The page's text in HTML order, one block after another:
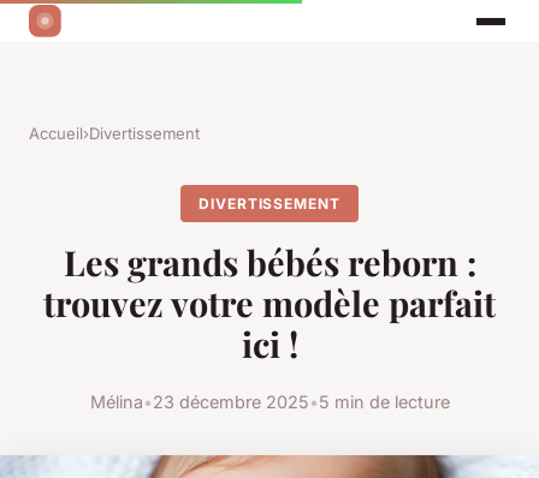
Accueil›Divertissement
DIVERTISSEMENT
Les grands bébés reborn :
trouvez votre modèle parfait
ici !
Mélina•23 décembre 2025•5 min de lecture